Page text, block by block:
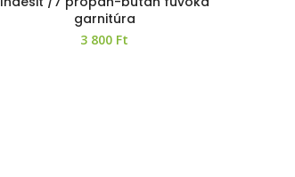
garnitúra
3 800 Ft